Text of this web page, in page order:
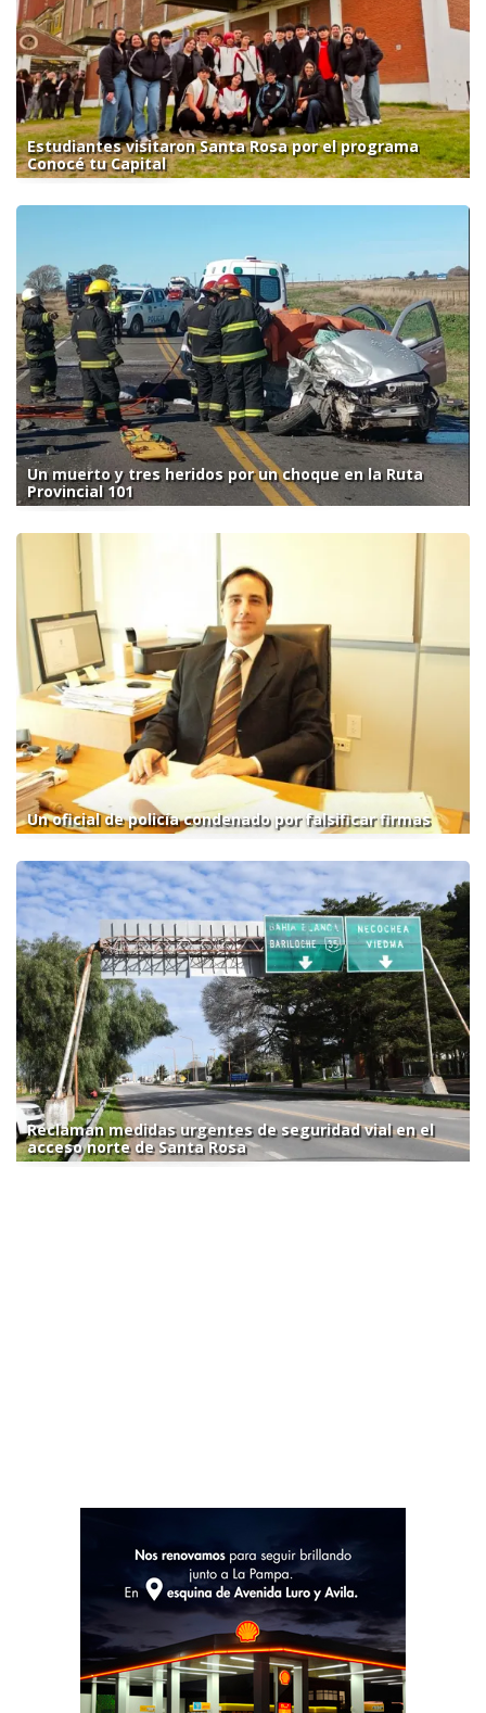
Estudiantes visitaron Santa Rosa por el programa
Conocé tu Capital
Un muerto y tres heridos por un choque en la Ruta
Provincial 101
Un oficial de policía condenado por falsificar firmas
Reclaman medidas urgentes de seguridad vial en el
acceso norte de Santa Rosa